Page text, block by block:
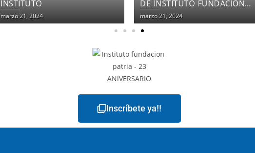
DE INSTITUTO FUNDACIÓN
PATRIA
marzo 21, 2024
INSTITUTO FUNDACIÓN
PATRIA
marzo 21, 2024
Inscríbete ya!!